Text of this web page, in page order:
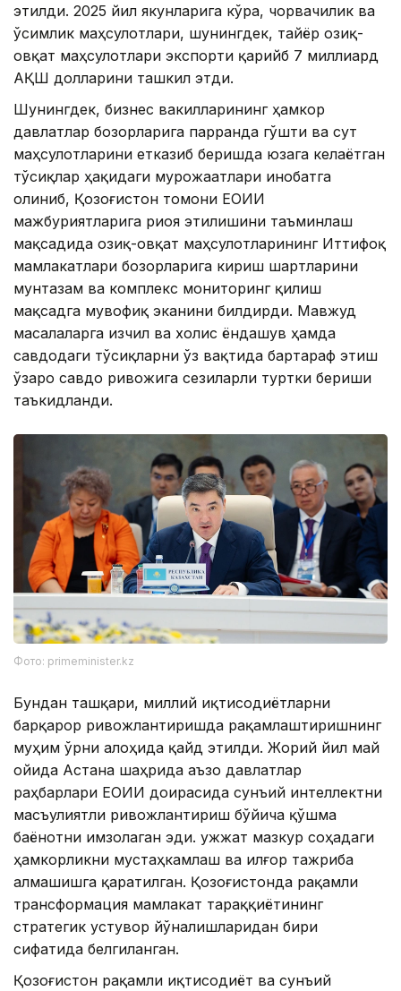
этилди. 2025 йил якунларига кўра, чорвачилик ва
ўсимлик маҳсулотлари, шунингдек, тайёр озиқ-
овқат маҳсулотлари экспорти қарийб 7 миллиард
АҚШ долларини ташкил этди.
Шунингдек, бизнес вакилларининг ҳамкор
давлатлар бозорларига парранда гўшти ва сут
маҳсулотларини етказиб беришда юзага келаётган
тўсиқлар ҳақидаги мурожаатлари инобатга
олиниб, Қозоғистон томони ЕОИИ
мажбуриятларига риоя этилишини таъминлаш
мақсадида озиқ-овқат маҳсулотларининг Иттифоқ
мамлакатлари бозорларига кириш шартларини
мунтазам ва комплекс мониторинг қилиш
мақсадга мувофиқ эканини билдирди. Мавжуд
масалаларга изчил ва холис ёндашув ҳамда
савдодаги тўсиқларни ўз вақтида бартараф этиш
ўзаро савдо ривожига сезиларли туртки бериши
таъкидланди.
Фото: primeminister.kz
Бундан ташқари, миллий иқтисодиётларни
барқарор ривожлантиришда рақамлаштиришнинг
муҳим ўрни алоҳида қайд этилди. Жорий йил май
ойида Астана шаҳрида аъзо давлатлар
раҳбарлари ЕОИИ доирасида сунъий интеллектни
масъулиятли ривожлантириш бўйича қўшма
баёнотни имзолаган эди. Ҳужжат мазкур соҳадаги
ҳамкорликни мустаҳкамлаш ва илғор тажриба
алмашишга қаратилган. Қозоғистонда рақамли
трансформация мамлакат тараққиётининг
стратегик устувор йўналишларидан бири
сифатида белгиланган.
Қозоғистон рақамли иқтисодиёт ва сунъий